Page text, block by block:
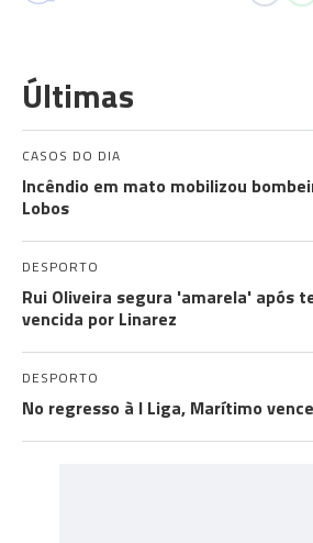
Últimas
CASOS DO DIA
Incêndio em mato mobilizou
Lobos
DESPORTO
Rui Oliveira segura 'amarela' após
vencida por Linarez
DESPORTO
No regresso à I Liga, Marítimo